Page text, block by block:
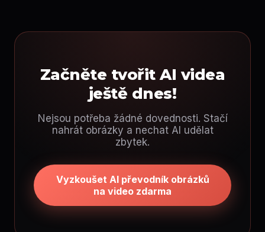
Začněte tvořit AI videa
ještě dnes!
Nejsou potřeba žádné dovednosti. Stačí
nahrát obrázky a nechat AI udělat
zbytek.
Vyzkoušet AI převodník obrázků
na video zdarma